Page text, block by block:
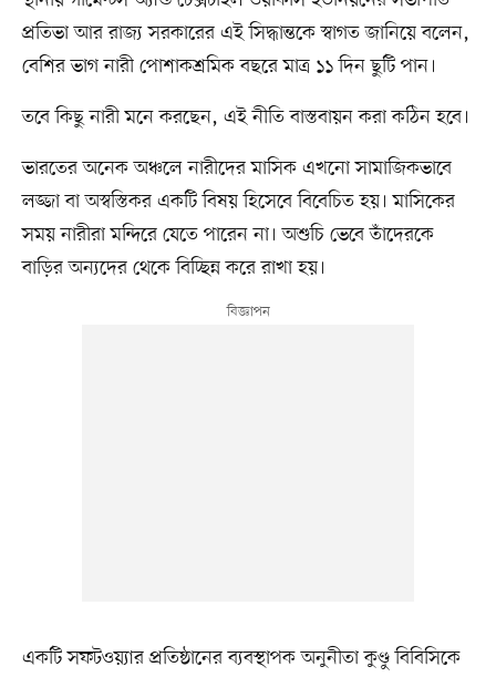
প্রতিভা আর রাজ্য সরকারের এই সিদ্ধান্তকে স্বাগত জানিয়ে বলেন,
বেশির ভাগ নারী পোশাকশ্রমিক বছরে মাত্র ১১ দিন ছুটি পান।
তবে কিছু নারী মনে করছেন, এই নীতি বাস্তবায়ন করা কঠিন হবে।
ভারতের অনেক অঞ্চলে নারীদের মাসিক এখনো সামাজিকভাবে
লজ্জা বা অস্বস্তিকর একটি বিষয় হিসেবে বিবেচিত হয়। মাসিকের
সময় নারীরা মন্দিরে যেতে পারেন না। অশুচি ভেবে তাঁদেরকে
বাড়ির অন্যদের থেকে বিচ্ছিন্ন করে রাখা হয়।
একটি সফটওয়্যার প্রতিষ্ঠানের ব্যবস্থাপক অনুনীতা কুণ্ডু বিবিসিকে